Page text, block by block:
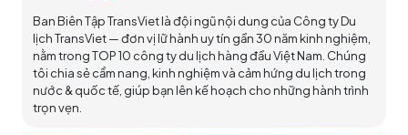
Ban Biên Tập TransViet là đội ngũ nội dung của Công ty Du
lịch TransViet — đơn vị lữ hành uy tín gần 30 năm kinh nghiệm,
nằm trong TOP 10 công ty du lịch hàng đầu Việt Nam. Chúng
tôi chia sẻ cẩm nang, kinh nghiệm và cảm hứng du lịch trong
nước & quốc tế, giúp bạn lên kế hoạch cho những hành trình
trọn vẹn.